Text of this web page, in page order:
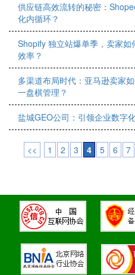
供应链高效流转的秘密：
化内循环？
Shopify 独立站爆单季，卖家
效率？
多渠道布局时代：亚马逊卖家
一盘棋管理？
盐城GEO公司：引领企业数字
<<
1 2 3 4 5 6 7